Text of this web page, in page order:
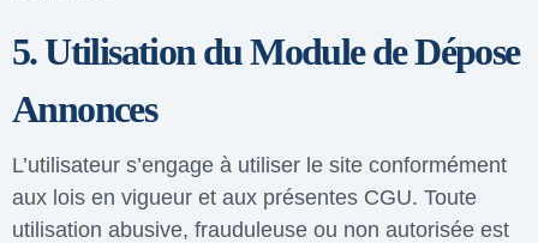
5. Utilisation du Module de Dépose
Annonces
L’utilisateur s’engage à utiliser le site conformément
aux lois en vigueur et aux présentes CGU. Toute
utilisation abusive, frauduleuse ou non autorisée est